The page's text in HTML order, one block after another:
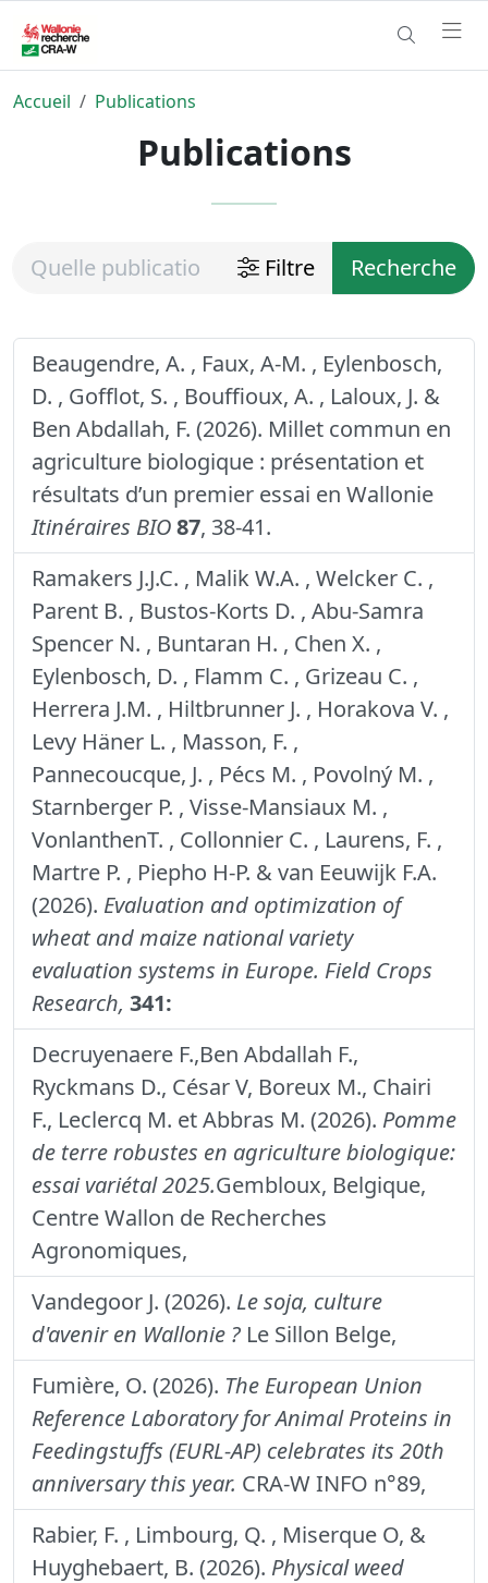
Accueil Publications
Publications
Filtre Recherche
Beaugendre, A. , Faux, A-M. , Eylenbosch,
D. , Gofflot, S. , Bouffioux, A. , Laloux, J. &
Ben Abdallah, F. (2026). Millet commun en
agriculture biologique : présentation et
résultats d’un premier essai en Wallonie
Itinéraires BIO87, 38-41.
Ramakers J.J.C. , Malik W.A. , Welcker C. ,
Parent B. , Bustos-Korts D. , Abu-Samra
Spencer N. , Buntaran H. , Chen X. ,
Eylenbosch, D. , Flamm C. , Grizeau C. ,
Herrera J.M. , Hiltbrunner J. , Horakova V. ,
Levy Häner L. , Masson, F. ,
Pannecoucque, J. , Pécs M. , Povolný M. ,
Starnberger P. , Visse-Mansiaux M. ,
VonlanthenT. , Collonnier C. , Laurens, F. ,
Martre P. , Piepho H-P. & van Eeuwijk F.A.
(2026). Evaluation and optimization of
wheat and maize national variety
evaluation systems in Europe. Field Crops
Research, 341:
Decruyenaere F.,Ben Abdallah F.,
Ryckmans D., César V, Boreux M., Chairi
F., Leclercq M. et Abbras M. (2026). Pomme
de terre robustes en agriculture biologique:
essai variétal 2025.Gembloux, Belgique,
Centre Wallon de Recherches
Agronomiques,
Vandegoor J. (2026). Le soja, culture
d'avenir en Wallonie ? Le Sillon Belge,
Fumière, O. (2026). The European Union
Reference Laboratory for Animal Proteins in
Feedingstuffs (EURL-AP) celebrates its 20th
anniversary this year. CRA-W INFO n°89,
Rabier, F. , Limbourg, Q. , Miserque O, &
Huyghebaert, B. (2026). Physical weed